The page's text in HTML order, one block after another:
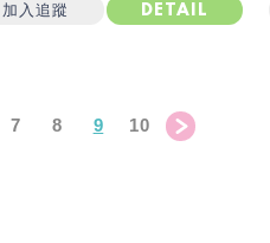
加入追蹤 DETAIL
7 8 9 10